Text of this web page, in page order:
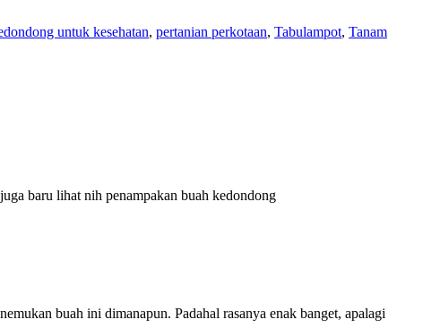
untuk kesehatan, pertanian perkotaan, Tabulampot, Tanam
baru lihat nih penampakan buah kedondong
buah ini dimanapun. Padahal rasanya enak banget, apalagi